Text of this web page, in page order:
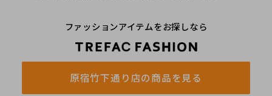
ファッションアイテムをお探しなら
原宿竹下通り店の商品を見る